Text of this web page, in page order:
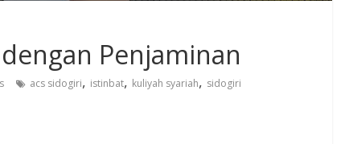
Penjaminan
acs sidogiri, istinbat, kuliyah syariah, sidogiri